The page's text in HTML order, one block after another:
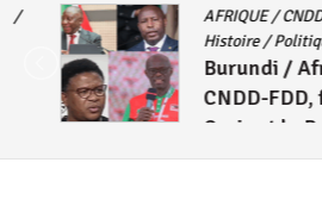
AFRIQUE/CNDD-FDD
Histoire/Politique
Burundi / Afrique
CNDD-FDD,
Croix et la